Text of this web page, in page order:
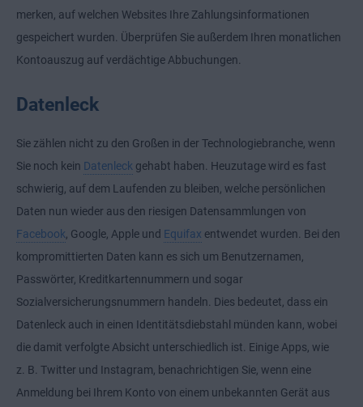
merken, auf welchen Websites Ihre Zahlungsinformationen
gespeichert wurden. Überprüfen Sie außerdem Ihren monatlichen
Kontoauszug auf verdächtige Abbuchungen.
Datenleck
Sie zählen nicht zu den Großen in der Technologiebranche, wenn
Sie noch kein Datenleck gehabt haben. Heuzutage wird es fast
schwierig, auf dem Laufenden zu bleiben, welche persönlichen
Daten nun wieder aus den riesigen Datensammlungen von
Facebook , Google, Apple und Equifax entwendet wurden. Bei den
kompromittierten Daten kann es sich um Benutzernamen,
Passwörter, Kreditkartennummern und sogar
Sozialversicherungsnummern handeln. Dies bedeutet, dass ein
Datenleck auch in einen Identitätsdiebstahl münden kann, wobei
die damit verfolgte Absicht unterschiedlich ist. Einige Apps, wie
z. B. Twitter und Instagram, benachrichtigen Sie, wenn eine
Anmeldung bei Ihrem Konto von einem unbekannten Gerät aus